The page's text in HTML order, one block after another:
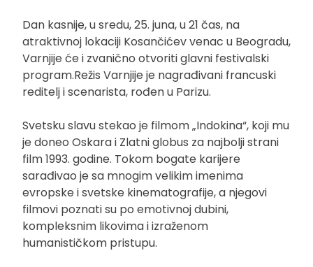
Dan kasnije, u sredu, 25. juna, u 21 čas, na
atraktivnoj lokaciji Kosančićev venac u Beogradu,
Varnjije će i zvanično otvoriti glavni festivalski
program.Režis Varnjije je nagrađivani francuski
reditelj i scenarista, rođen u Parizu.
Svetsku slavu stekao je filmom „Indokina“, koji mu
je doneo Oskara i Zlatni globus za najbolji strani
film 1993. godine. Tokom bogate karijere
sarađivao je sa mnogim velikim imenima
evropske i svetske kinematografije, a njegovi
filmovi poznati su po emotivnoj dubini,
kompleksnim likovima i izraženom
humanističkom pristupu.